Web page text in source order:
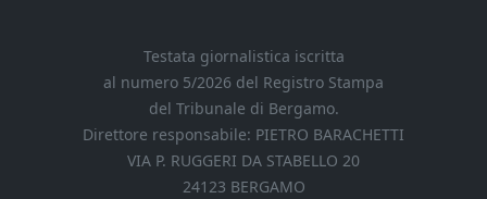
Testata giornalistica iscritta
al numero 5/2026 del Registro Stampa
del Tribunale di Bergamo.
Direttore responsabile: PIETRO BARACHETTI
VIA P. RUGGERI DA STABELLO 20
24123 BERGAMO